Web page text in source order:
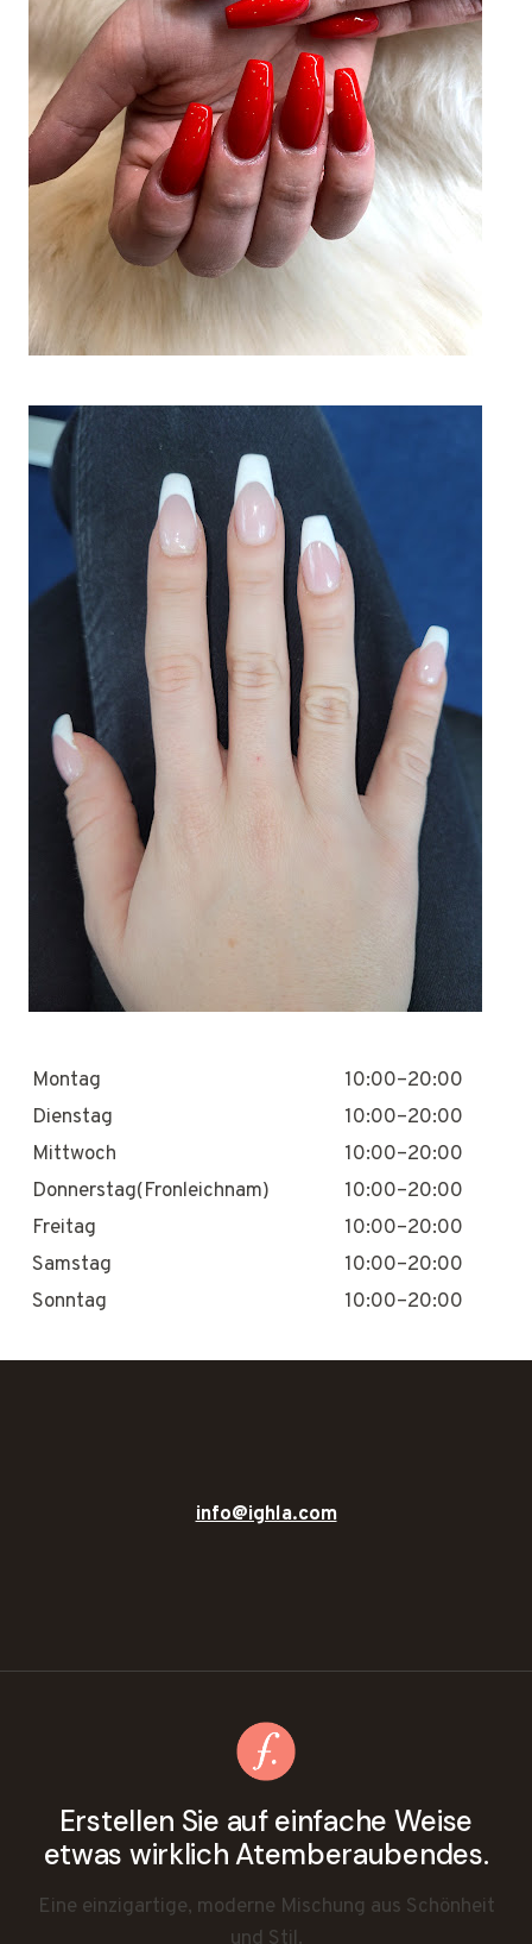
Montag
10:00–20:00
Dienstag
10:00–20:00
Mittwoch
10:00–20:00
Donnerstag(Fronleichnam)
10:00–20:00
Freitag
10:00–20:00
Samstag
10:00–20:00
Sonntag
10:00–20:00
info@ighla.com
Erstellen Sie auf einfache Weise
etwas wirklich Atemberaubendes.
Eine einzigartige, moderne Mischung aus Schönheit